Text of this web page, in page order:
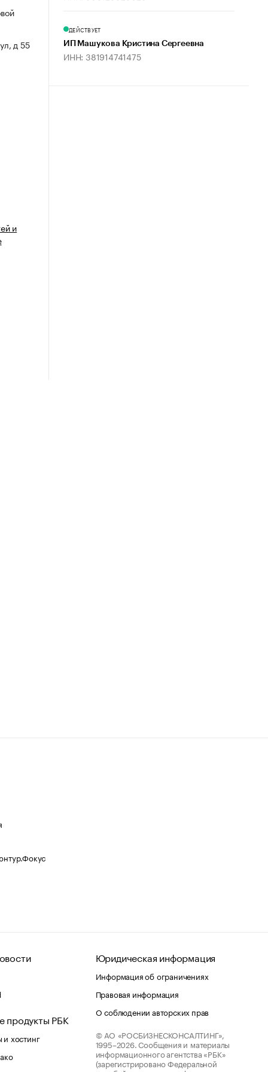
д 55
и
ДЕЙСТВУЕТ
ИП Машукова Кристина Сергеевна
ИНН: 381914741475
продукты РБК
хостинг
Юридическая информация
Информация об ограничениях
Правовая информация
О соблюдении авторских прав
© АО «РОСБИЗНЕСКОНСАЛТИНГ»,
1995–2026. Сообщения и материалы
информационного агентства «РБК»
(зарегистрировано Федеральной